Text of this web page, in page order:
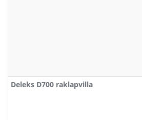
Deleks D700 raklapvilla